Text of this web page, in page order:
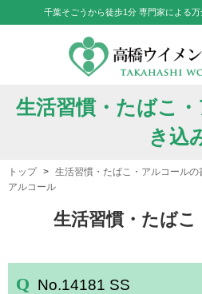
千葉そごうから徒歩1分 専門家による
生活習慣・たばこ
き込
トップ 生活習慣・たばこ・アルコールの
アルコール
生活習慣・たば
No.14181 SS